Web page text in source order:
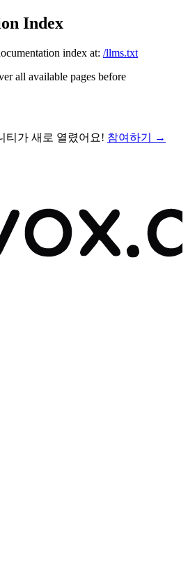
Index
index at: /llms.txt
all available pages before
티가 새로 열렸어요! 참여하기 →